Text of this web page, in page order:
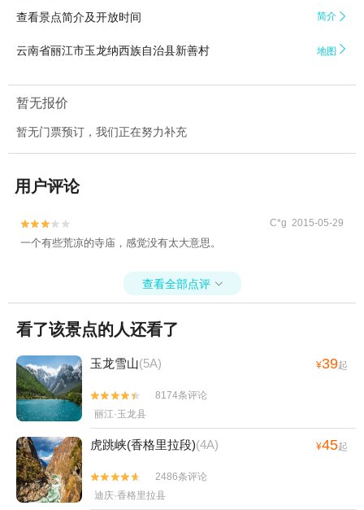
查看景点简介及开放时间 简介 
云南省丽江市玉龙纳西族自治县新善村 地图 
暂无报价
暂无门票预订，我们正在努力补充
用户评论

 C*g 2015-05-29
一个有些荒凉的寺庙，感觉没有太大意思。
查看全部点评 
看了该景点的人还看了
玉龙雪山(5A) ¥39起


8174条评论
丽江·玉龙县
虎跳峡(香格里拉段)(4A) ¥45起


2486条评论
迪庆·香格里拉县